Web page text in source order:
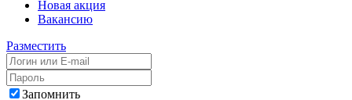
Новая акция
Вакансию
Разместить
Запомнить